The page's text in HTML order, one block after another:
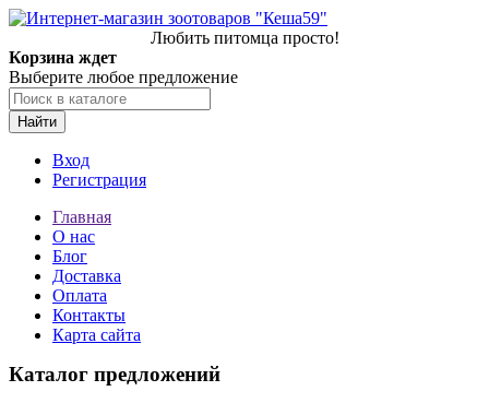
Любить питомца просто!
Корзина ждет
Выберите любое предложение
Найти
Вход
Регистрация
Главная
О нас
Блог
Доставка
Оплата
Контакты
Карта сайта
Каталог предложений